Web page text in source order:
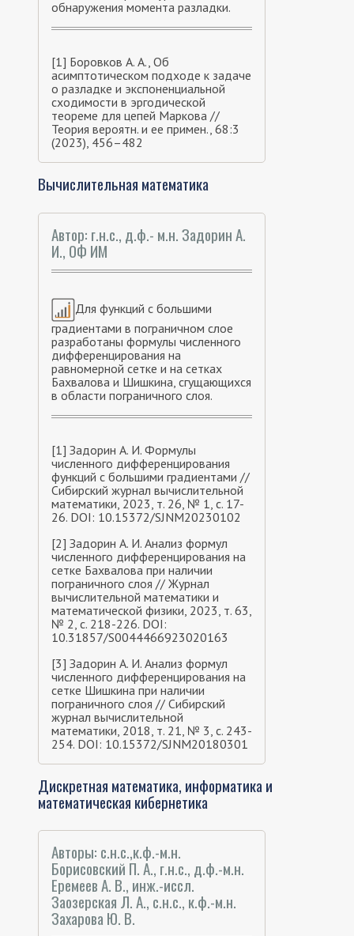
обнаружения момента разладки.
[1] Боровков А. А., Об
асимптотическом подходе к задаче
о разладке и экспоненциальной
сходимости в эргодической
теореме для цепей Маркова //
Теория вероятн. и ее примен., 68:3
(2023), 456–482
Вычислительная математика
Автор: г.н.с., д.ф.- м.н. Задорин А.
И., ОФ ИМ
Для функций с большими
градиентами в пограничном слое
разработаны формулы численного
дифференцирования на
равномерной сетке и на сетках
Бахвалова и Шишкина, сгущающихся
в области пограничного слоя.
[1] Задорин А. И. Формулы
численного дифференцирования
функций с большими градиентами //
Сибирский журнал вычислительной
математики, 2023, т. 26, № 1, с. 17-
26. DOI: 10.15372/SJNM20230102
[2] Задорин А. И. Анализ формул
численного дифференцирования на
сетке Бахвалова при наличии
пограничного слоя // Журнал
вычислительной математики и
математической физики, 2023, т. 63,
№ 2, с. 218-226. DOI:
10.31857/S0044466923020163
[3] Задорин А. И. Анализ формул
численного дифференцирования на
сетке Шишкина при наличии
пограничного слоя // Сибирский
журнал вычислительной
математики, 2018, т. 21, № 3, с. 243-
254. DOI: 10.15372/SJNM20180301
Дискретная математика, информатика и
математическая кибернетика
Авторы: с.н.с.,к.ф.-м.н.
Борисовский П. А., г.н.с., д.ф.-м.н.
Еремеев А. В., инж.-иссл.
Заозерская Л. А., с.н.с., к.ф.-м.н.
Захарова Ю. В.